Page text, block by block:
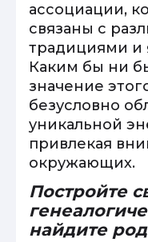
ассоциации,
связаны с
традициями и
Каким бы ни
значение
безусловно
уникальной
привлекая
окружающих.
Постройте
найдите